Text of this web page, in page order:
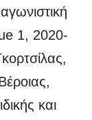
1, 2020-
και